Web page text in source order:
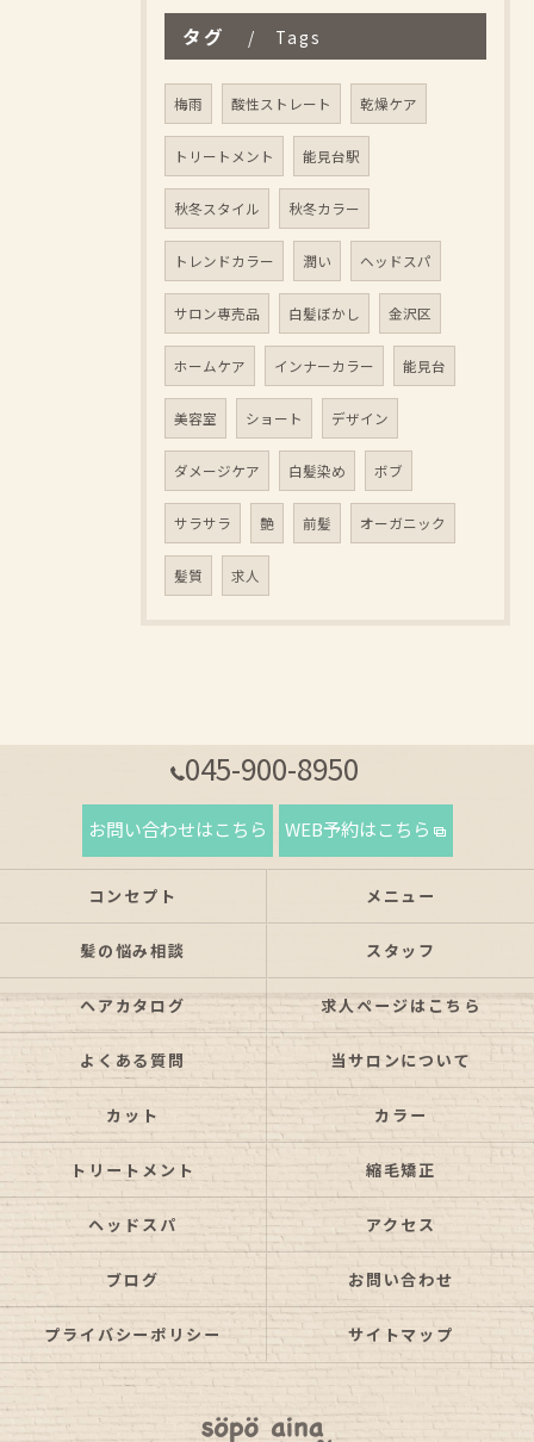
タグ Tags
梅雨 酸性ストレート 乾燥ケア
トリートメント 能見台駅
秋冬スタイル 秋冬カラー
トレンドカラー 潤い ヘッドスパ
サロン専売品 白髪ぼかし 金沢区
ホームケア インナーカラー 能見台
美容室 ショート デザイン
ダメージケア 白髪染め ボブ
サラサラ 艶 前髪 オーガニック
髪質 求人
045-900-8950
お問い合わせはこちら WEB予約はこちら
コンセプト メニュー
髪の悩み相談 スタッフ
ヘアカタログ 求人ページはこちら
よくある質問 当サロンについて
カット カラー
トリートメント 縮毛矯正
ヘッドスパ アクセス
ブログ お問い合わせ
プライバシーポリシー サイトマップ